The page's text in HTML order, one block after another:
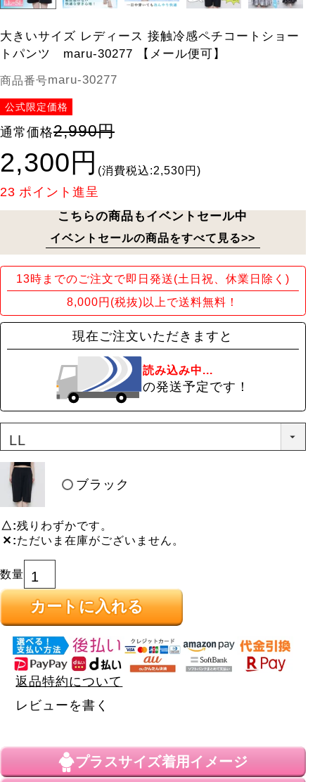
大きいサイズ レディース 接触冷感ペチコートショー
トパンツ maru-30277 【メール便可】
商品番号maru-30277
公式限定価格
通常価格2,990円
2,300円 (消費税込:2,530円)
23 ポイント進呈
こちらの商品もイベントセール中
イベントセールの商品をすべて見る>>
13時までのご注文で即日発送(土日祝、休業日除く)
8,000円(税抜)以上で送料無料！
現在ご注文いただきますと
読み込み中...
の発送予定です！
ブラック
△ 残りわずかです。
✕ ただいま在庫がございません。
カートに入れる
返品特約について
レビューを書く
プラスサイズ着用イメージ